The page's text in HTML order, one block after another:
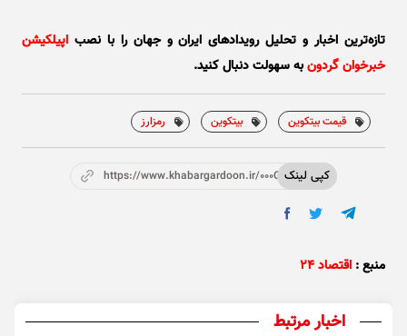
تازه‌ترین اخبار و تحلیل‌ رویدادهای ایران و جهان را با نصب اپیلکیشن
خبرخوان گردونبه سهولت دنبال کنید.
قیمت بیتکوین بیتکوین رمزارز
کپی لینکhttps://www.khabargardoon.ir/000Oqu
منبع : اقتصاد ۲۴
اخبار مرتبط